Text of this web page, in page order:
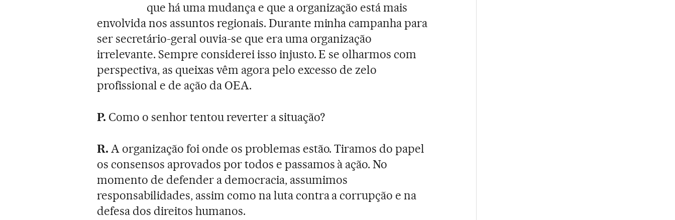
que há uma mudança e que a organização está mais
envolvida nos assuntos regionais. Durante minha campanha para
ser secretário-geral ouvia-se que era uma organização
irrelevante. Sempre considerei isso injusto. E se olharmos com
perspectiva, as queixas vêm agora pelo excesso de zelo
profissional e de ação da OEA.
P. Como o senhor tentou reverter a situação?
R. A organização foi onde os problemas estão. Tiramos do papel
os consensos aprovados por todos e passamos à ação. No
momento de defender a democracia, assumimos
responsabilidades, assim como na luta contra a corrupção e na
defesa dos direitos humanos.